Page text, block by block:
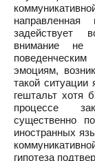
направленная
задействует
внимание не
эмоциям,
такой ситуации
гештальт хотя
процессе
существенно
иностранных
гипотеза